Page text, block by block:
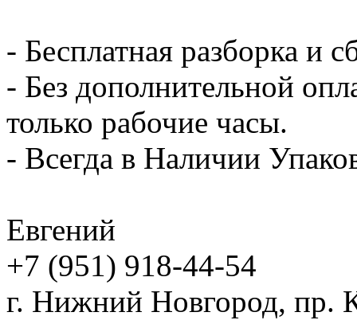
- Бесплатная разборка и
- Без дополнительной
только рабочие часы.
- Всегда в Наличии
Евгений
+7 (951) 918-44-54
г. Нижний Новгород, пр.